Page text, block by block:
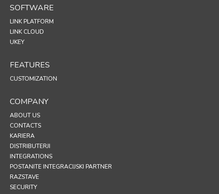
SOFTWARE
LINK PLATFORM
LINK CLOUD
UKEY
FEATURES
CUSTOMIZATION
COMPANY
ABOUT US
CONTACTS
KARIERA
DISTRIBUTERJI
INTEGRATIONS
POSTANITE INTEGRACIJSKI PARTNER
RAZSTAVE
SECURITY